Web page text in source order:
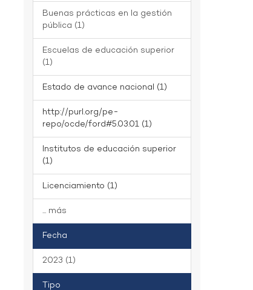
Buenas prácticas en la gestión
pública (1)
Escuelas de educación superior
(1)
Estado de avance nacional (1)
http://purl.org/pe-
repo/ocde/ford#5.03.01 (1)
Institutos de educación superior
(1)
Licenciamiento (1)
... más
Fecha
2023 (1)
Tipo